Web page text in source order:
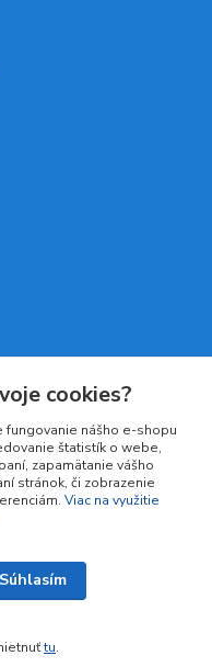
cookies?
fungovanie nášho e-shopu
štatistík o webe,
zapamätanie vášho
stránok, či zobrazenie
Viac na využitie
Súhlasím
tu.